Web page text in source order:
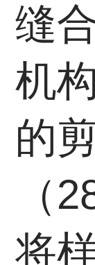
缝
机
的
（
将